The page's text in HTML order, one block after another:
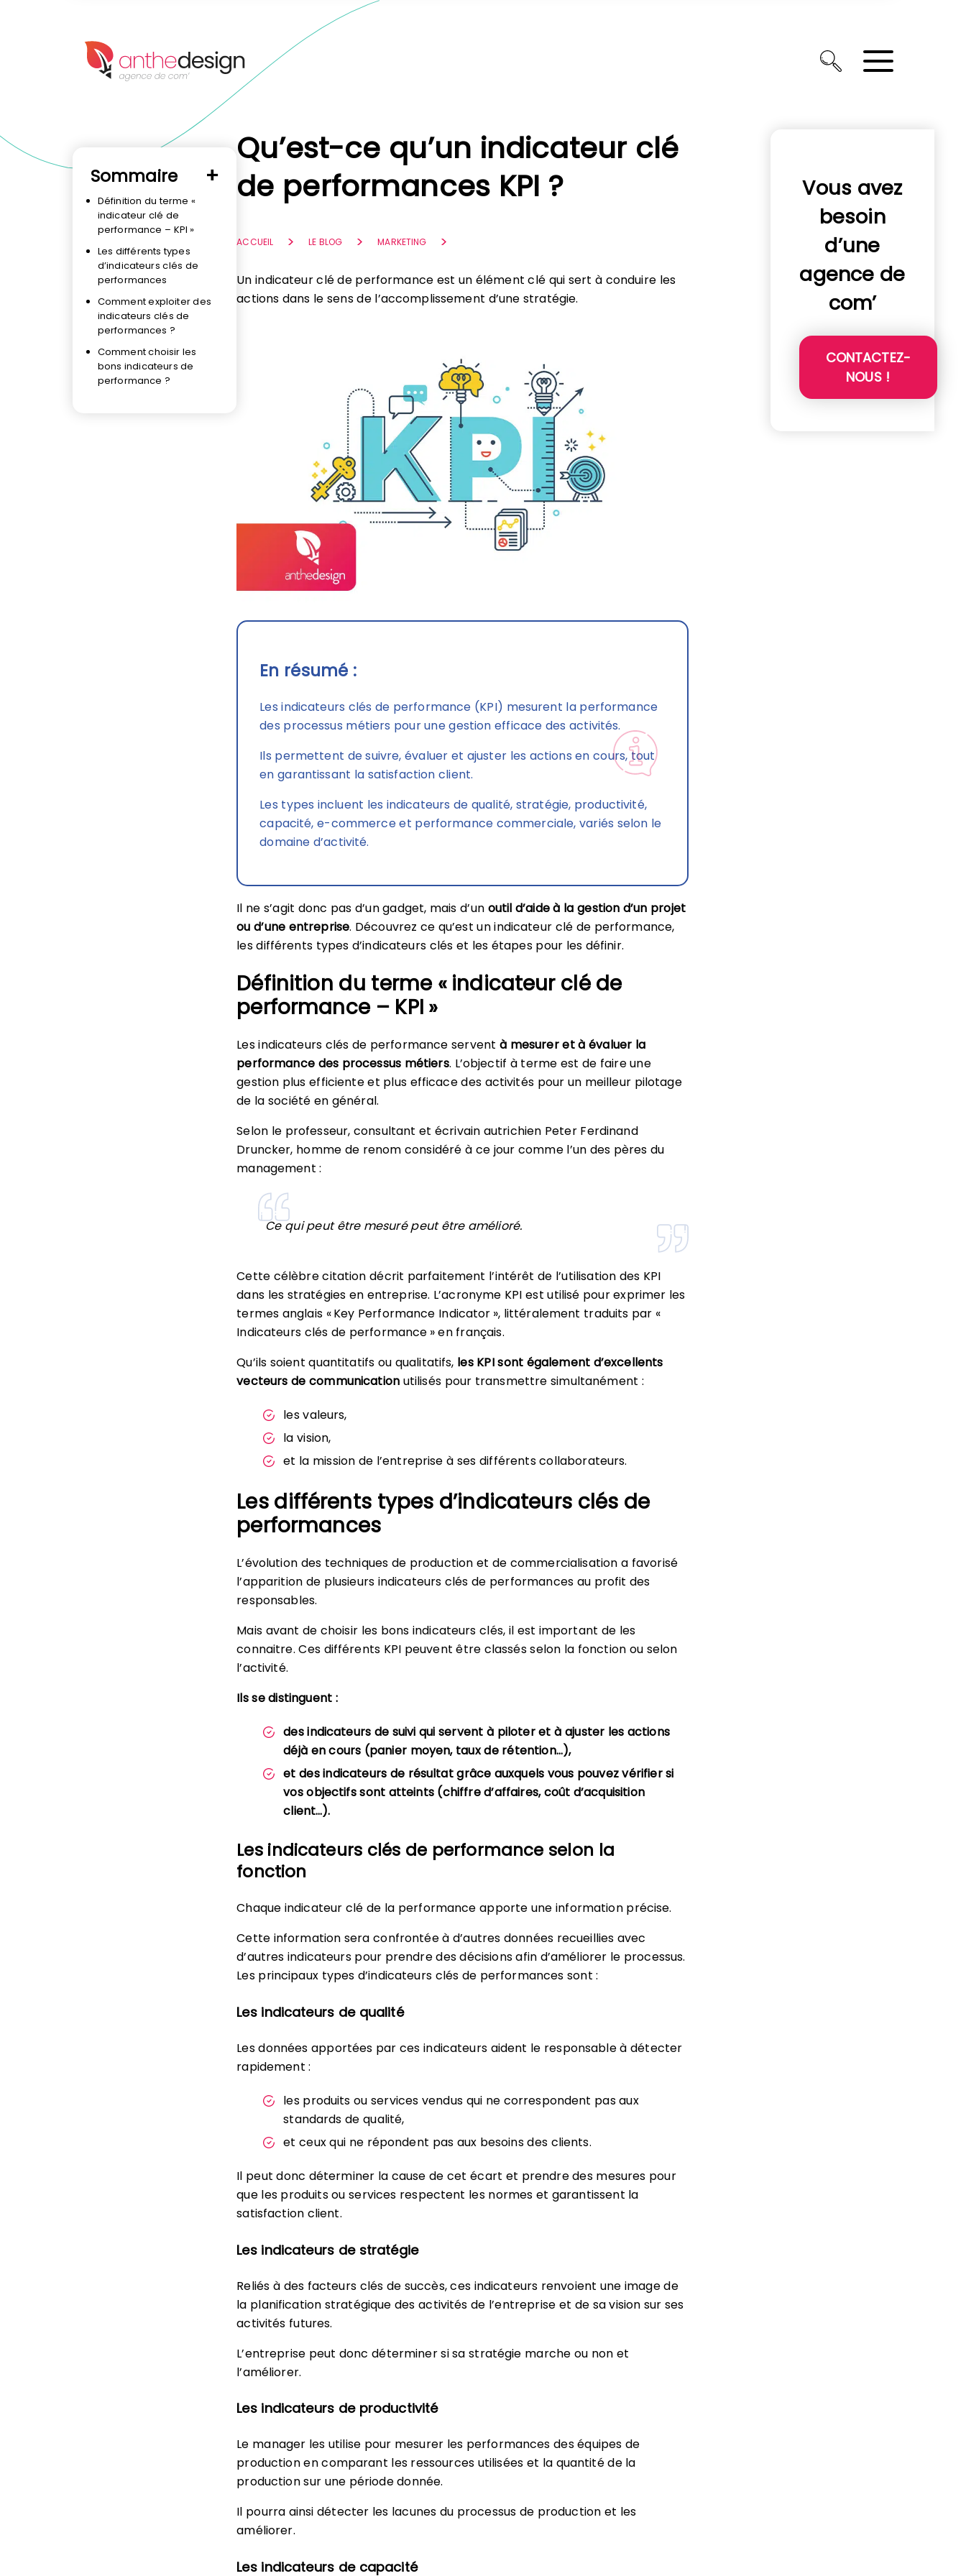
Sommaire
Définition du terme «
indicateur clé de
performance – KPI »
Les différents types
d’indicateurs clés de
performances
Comment exploiter des
indicateurs clés de
performances ?
Comment choisir les
bons indicateurs de
performance ?
Qu’est-ce qu’un indicateur clé
de performances KPI ?
ACCUEIL LE BLOG MARKETING
Un indicateur clé de performance est un élément clé qui sert à conduire les
actions dans le sens de l’accomplissement d’une stratégie.
En résumé :
Les indicateurs clés de performance (KPI) mesurent la performance
des processus métiers pour une gestion efficace des activités.
Ils permettent de suivre, évaluer et ajuster les actions en cours, tout
en garantissant la satisfaction client.
Les types incluent les indicateurs de qualité, stratégie, productivité,
capacité, e-commerce et performance commerciale, variés selon le
domaine d’activité.
Il ne s’agit donc pas d’un gadget, mais d’un outil d’aide à la gestion d’un projet
ou d’une entreprise. Découvrez ce qu’est un indicateur clé de performance,
les différents types d’indicateurs clés et les étapes pour les définir.
Définition du terme « indicateur clé de
performance – KPI »
Les indicateurs clés de performance servent à mesurer et à évaluer la
performance des processus métiers. L’objectif à terme est de faire une
gestion plus efficiente et plus efficace des activités pour un meilleur pilotage
de la société en général.
Selon le professeur, consultant et écrivain autrichien Peter Ferdinand
Druncker, homme de renom considéré à ce jour comme l’un des pères du
management :
Ce qui peut être mesuré peut être amélioré.
Cette célèbre citation décrit parfaitement l’intérêt de l’utilisation des KPI
dans les stratégies en entreprise. L’acronyme KPI est utilisé pour exprimer les
termes anglais « Key Performance Indicator », littéralement traduits par «
Indicateurs clés de performance » en français.
Qu’ils soient quantitatifs ou qualitatifs, les KPI sont également d’excellents
vecteurs de communication utilisés pour transmettre simultanément :
les valeurs,
la vision,
et la mission de l’entreprise à ses différents collaborateurs.
Les différents types d’indicateurs clés de
performances
L’évolution des techniques de production et de commercialisation a favorisé
l’apparition de plusieurs indicateurs clés de performances au profit des
responsables.
Mais avant de choisir les bons indicateurs clés, il est important de les
connaitre. Ces différents KPI peuvent être classés selon la fonction ou selon
l’activité.
Ils se distinguent :
des indicateurs de suivi qui servent à piloter et à ajuster les actions
déjà en cours (panier moyen, taux de rétention…),
et des indicateurs de résultat grâce auxquels vous pouvez vérifier si
vos objectifs sont atteints (chiffre d’affaires, coût d’acquisition
client…).
Les indicateurs clés de performance selon la
fonction
Chaque indicateur clé de la performance apporte une information précise.
Cette information sera confrontée à d’autres données recueillies avec
d’autres indicateurs pour prendre des décisions afin d’améliorer le processus.
Les principaux types d’indicateurs clés de performances sont :
Les indicateurs de qualité
Les données apportées par ces indicateurs aident le responsable à détecter
rapidement :
les produits ou services vendus qui ne correspondent pas aux
standards de qualité,
et ceux qui ne répondent pas aux besoins des clients.
Il peut donc déterminer la cause de cet écart et prendre des mesures pour
que les produits ou services respectent les normes et garantissent la
satisfaction client.
Les indicateurs de stratégie
Reliés à des facteurs clés de succès, ces indicateurs renvoient une image de
la planification stratégique des activités de l’entreprise et de sa vision sur ses
activités futures.
L’entreprise peut donc déterminer si sa stratégie marche ou non et
l’améliorer.
Les indicateurs de productivité
Le manager les utilise pour mesurer les performances des équipes de
production en comparant les ressources utilisées et la quantité de la
production sur une période donnée.
Il pourra ainsi détecter les lacunes du processus de production et les
améliorer.
Les indicateurs de capacité
Vous avez
besoin
d’une
agence de
com’
CONTACTEZ-
NOUS !